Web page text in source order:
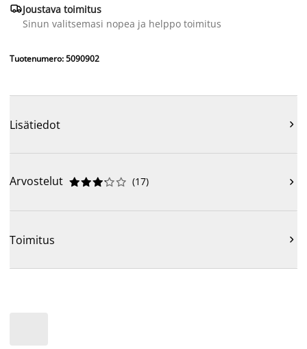
Joustava toimitus
Sinun valitsemasi nopea ja helppo toimitus
Tuotenumero: 5090902
Lisätiedot 
Arvostelut 




 (17) 
Toimitus 